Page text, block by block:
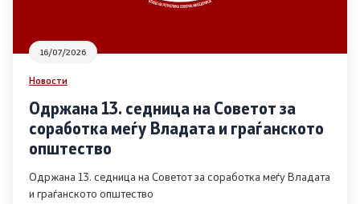
Извештаи
Список на ОЈИ
Контакт
16/07/2026
Новости
Одржана 13. седница на Советот за
соработка меѓу Владата и граѓанското
општество
Одржана 13. седница на Советот за соработка меѓу Владата
и граѓанското општество